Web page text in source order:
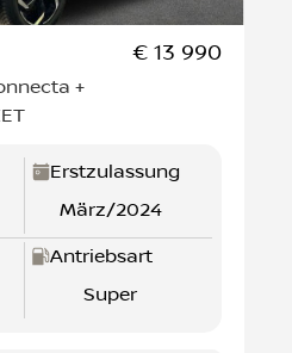
€ 13 990
+
Erstzulassung
März/2024
Antriebsart
Super